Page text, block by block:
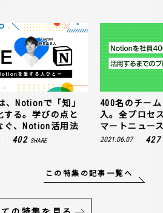
、Notionで「知」
する。学びの点と
ぐ、Notion活用法
402 SHARE
400名のチー
入。全プロセ
マートニュー
2021.06.07 427
この特集の記事一覧へ